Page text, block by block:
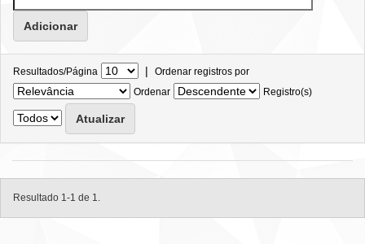
Resultados/Página | Ordenar registros por
Ordenar
Registro(s)
Resultado 1-1 de 1.